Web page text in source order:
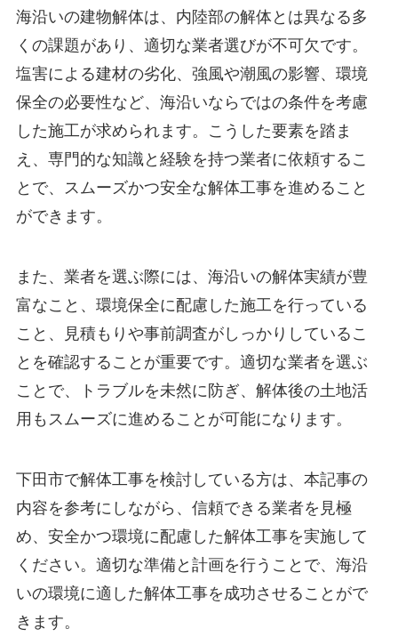
海沿いの建物解体は、内陸部の解体とは異なる多
くの課題があり、適切な業者選びが不可欠です。
塩害による建材の劣化、強風や潮風の影響、環境
保全の必要性など、海沿いならではの条件を考慮
した施工が求められます。こうした要素を踏ま
え、専門的な知識と経験を持つ業者に依頼するこ
とで、スムーズかつ安全な解体工事を進めること
ができます。
また、業者を選ぶ際には、海沿いの解体実績が豊
富なこと、環境保全に配慮した施工を行っている
こと、見積もりや事前調査がしっかりしているこ
とを確認することが重要です。適切な業者を選ぶ
ことで、トラブルを未然に防ぎ、解体後の土地活
用もスムーズに進めることが可能になります。
下田市で解体工事を検討している方は、本記事の
内容を参考にしながら、信頼できる業者を見極
め、安全かつ環境に配慮した解体工事を実施して
ください。適切な準備と計画を行うことで、海沿
いの環境に適した解体工事を成功させることがで
きます。